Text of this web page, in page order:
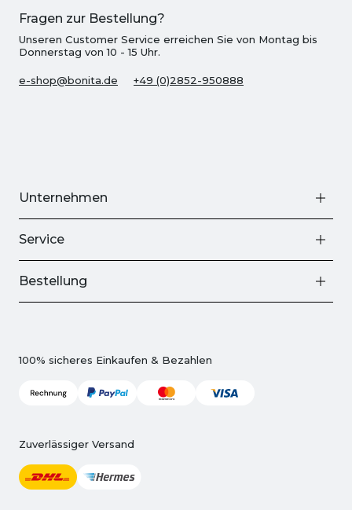
Fragen zur Bestellung?
Unseren Customer Service erreichen Sie von Montag bis
Donnerstag von 10 - 15 Uhr.
e-shop@bonita.de +49 (0)2852-950888
Unternehmen
Service
Bestellung
100% sicheres Einkaufen & Bezahlen
Zuverlässiger Versand